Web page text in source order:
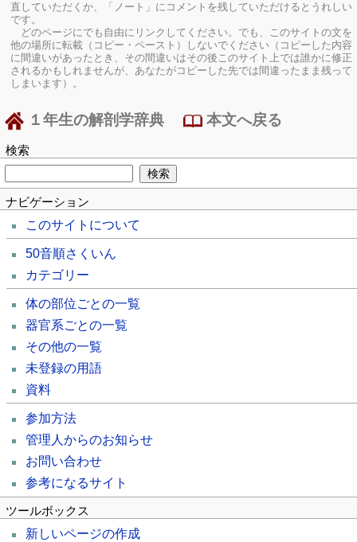
直していただくか、「ノート」にコメントを残していただけるとうれしい
です。
どのページにでも自由にリンクしてください。でも、このサイトの文を
他の場所に転載（コピー・ペースト）しないでください（コピーした内容
に間違いがあったとき、その間違いはその後このサイト上では誰かに修正
されるかもしれませんが、あなたがコピーした先では間違ったまま残って
しまいます）。
１年生の解剖学辞典 本文へ戻る
検索
ナビゲーション
このサイトについて
50音順さくいん
カテゴリー
体の部位ごとの一覧
器官系ごとの一覧
その他の一覧
未登録の用語
資料
参加方法
管理人からのお知らせ
お問い合わせ
参考になるサイト
ツールボックス
新しいページの作成